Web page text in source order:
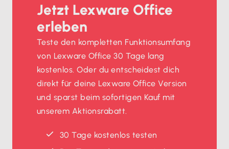
Jetzt Lexware Office
erleben
Teste den kompletten Funktionsumfang
von Lexware Office 30 Tage lang
kostenlos. Oder du entscheidest dich
direkt für deine Lexware Office Version
und sparst beim sofortigen Kauf mit
unserem Aktionsrabatt.
30 Tage kostenlos testen